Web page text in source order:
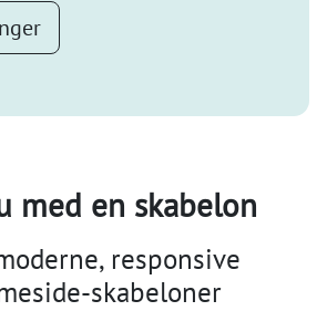
med en skabelon
responsive
skabeloner